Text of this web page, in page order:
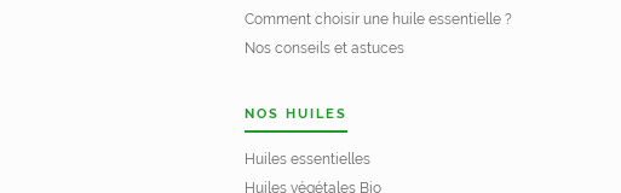
Comment choisir une huile essentielle ?
Nos conseils et astuces
NOS HUILES
Huiles essentielles
Huiles végétales Bio